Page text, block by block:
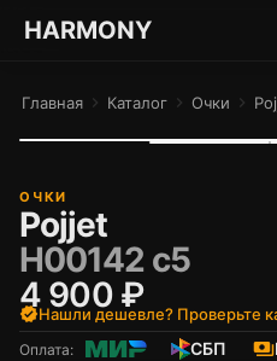
ГАРМОНИЯ ГЛАЗ
HARMONY
Главная chevron_right Каталог chevron_right Очки chevron_right
ОЧКИ
Pojjet
H00142 c5
4 900 ₽
verifiedНашли дешевле? Проверьте
Оплата: СБП payments